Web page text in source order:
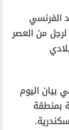
الفرنسي
من العصر
بيان اليوم
بمنطقة